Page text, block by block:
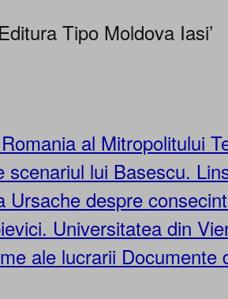
Tipo Moldova Iasi’
al Mitropolitului
scenariul lui Basescu.
Ursache despre
Universitatea din
ale lucrarii Documente